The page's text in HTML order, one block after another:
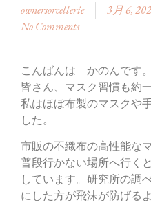
ownersorcellerie 3月 6,
No Comments
こんばんは かのんです。
皆さん、マスク習慣も約
私はほぼ布製のマスクや
した。
市販の不織布の高性能な
普段行かない場所へ行く
しています。研究所の調
にした方が飛沫が防げる